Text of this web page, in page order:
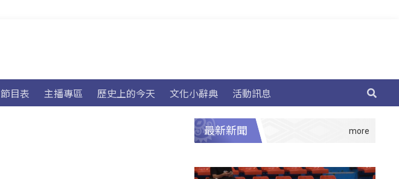
節目表 主播專區 歷史上的今天 文化小辭典 活動訊息
最新新聞